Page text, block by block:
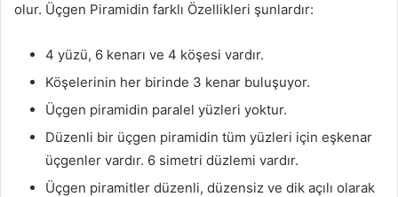
olur. Üçgen Piramidin farklı Özellikleri şunlardır:
4 yüzü, 6 kenarı ve 4 köşesi vardır.
Köşelerinin her birinde 3 kenar buluşuyor.
Üçgen piramidin paralel yüzleri yoktur.
Düzenli bir üçgen piramidin tüm yüzleri için eşkenar
üçgenler vardır. 6 simetri düzlemi vardır.
Üçgen piramitler düzenli, düzensiz ve dik açılı olarak